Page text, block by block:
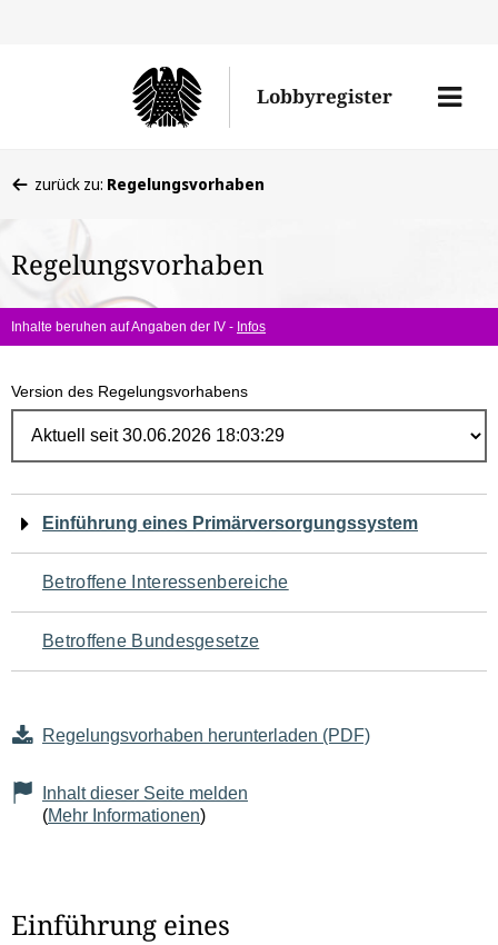
Lobbyregister
Menü
befinden
hier:
zurück zu: Regelungsvorhaben
Regelungsvorhaben
Inhalte beruhen auf Angaben der IV - Infos
Version des Regelungsvorhabens
Navigation
für
den
Seiteninhalt
Einführung eines Primärversorgungssystem
Betroffene Interessenbereiche
Betroffene Bundesgesetze
Regelungsvorhaben herunterladen (PDF)
Inhalt dieser Seite melden
(Mehr Informationen)
Einführung eines